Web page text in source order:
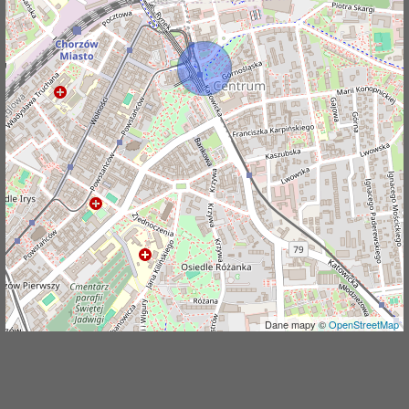
j
Dane mapy ©OpenStreetMap